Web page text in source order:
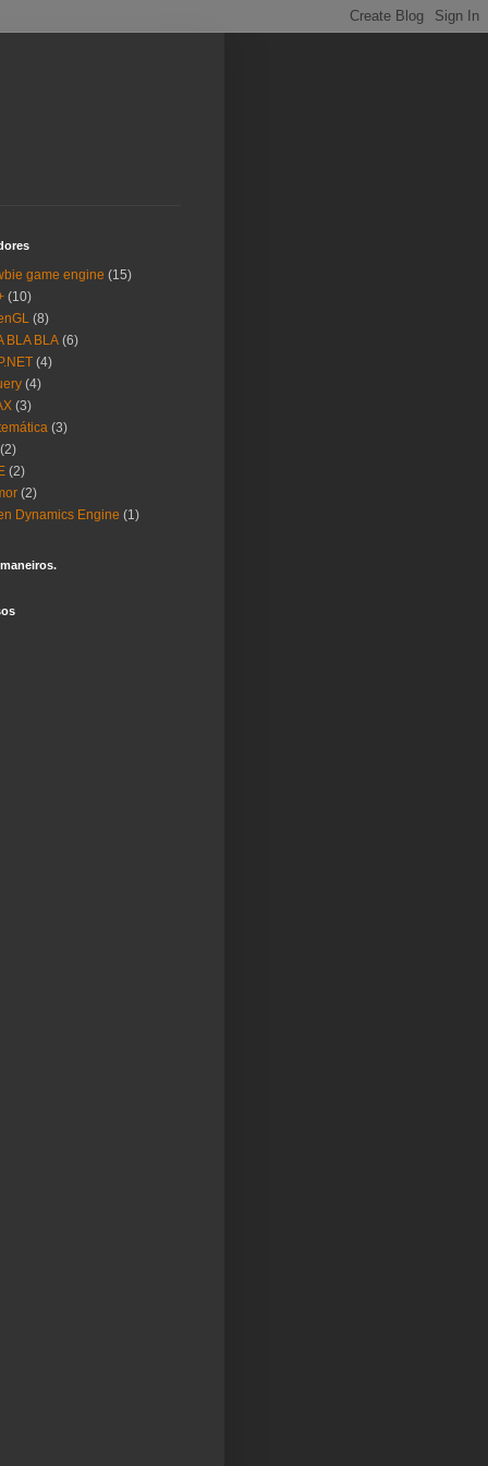
game engine (15)
(10)
(8)
BLA BLA (6)
(4)
(4)
(3)
(3)
(2)
(2)
(2)
Dynamics Engine (1)